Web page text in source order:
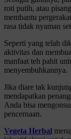
roti putih, atau
membantu
rasa tidak nyaman
Seperti yang telah
aktivitas dan
manfaat teh pahit
menyembuhkannya.
Jika diare tak
mendapatkan
Anda bisa
pencernaan.
Vegeta Herbal